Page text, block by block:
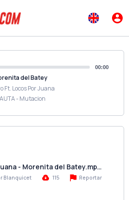
00:00
del Batey
Ft. Locos Por Juana
- Mutacion
- Morenita del Batey.mp…
Blanquicet 115 Reportar